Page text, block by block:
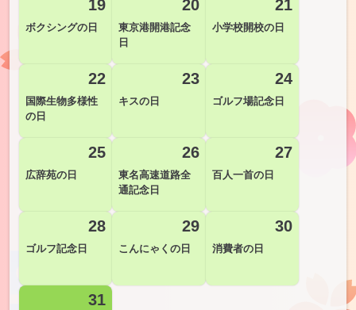
19
ボクシングの日
20
東京港開港記念
日
21
小学校開校の日
22
国際生物多様性
の日
23
キスの日
24
ゴルフ場記念日
25
広辞苑の日
26
東名高速道路全
通記念日
27
百人一首の日
28
ゴルフ記念日
29
こんにゃくの日
30
消費者の日
31